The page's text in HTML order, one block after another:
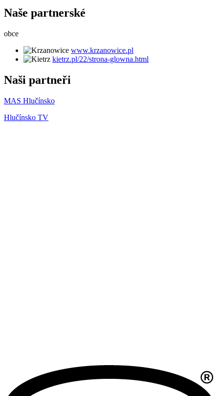
Naše partnerské
obce
www.krzanowice.pl
kietrz.pl/22/strona-glowna.html
Naši partneři
MAS Hlučínsko
Hlučínsko TV